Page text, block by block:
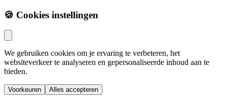
🍪 Cookies instellingen
We gebruiken cookies om je ervaring te verbeteren, het
websiteverkeer te analyseren en gepersonaliseerde inhoud aan te
bieden.
Voorkeuren Alles accepteren